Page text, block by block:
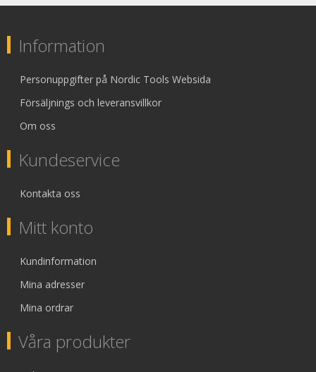
Information
Personuppgifter på Nordic Tools Websida
Försäljnings och leveransvillkor
Om oss
Kundeservice
Kontakta oss
Mitt konto
Kundinformation
Mina adresser
Mina ordrar
Våra produkter